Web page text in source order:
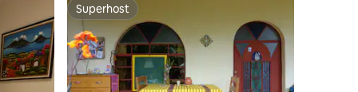
Superhost
Superhost